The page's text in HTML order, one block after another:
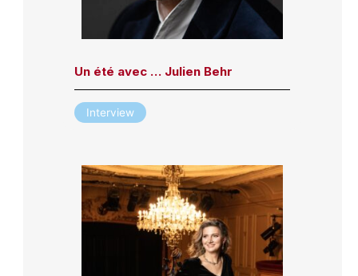
Un été avec … Julien Behr
Interview